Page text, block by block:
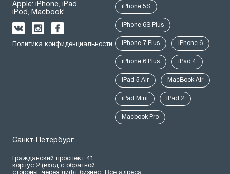
Apple: iPhone, iPad,
iPod, Macbook!
Политика конфиденциальности
iPhone 5S
iPhone 6S Plus
iPhone 7 Plus iPhone 6
iPhone 6 Plus iPad 4
iPad 5 Air MacBook Air
iPad Mini iPad 2
Macbook Pro
Санкт-Петербург
Гражданский проспект 41
корпус 2 (вход с обратной